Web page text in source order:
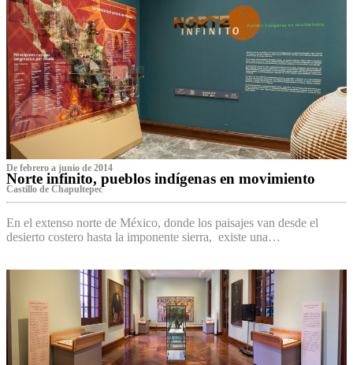
De febrero a junio de 2014
Norte infinito, pueblos indígenas en movimiento
Castillo de Chapultepec
En el extenso norte de México, donde los paisajes van desde el
desierto costero hasta la imponente sierra, existe una…